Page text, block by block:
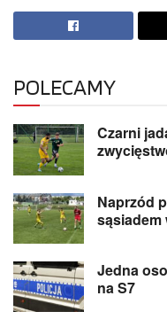
POLECAMY
Czarni
Naprzód
sąsiadem
Jedna
na S7